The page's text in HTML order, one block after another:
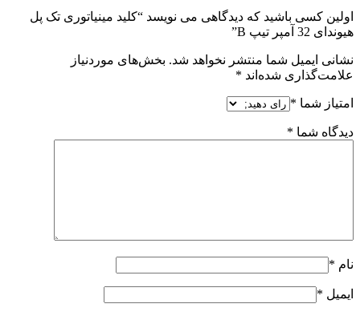
اولین کسی باشید که دیدگاهی می نویسد “کلید مینیاتوری تک پل
هیوندای 32 آمپر تیپ B”
نشانی ایمیل شما منتشر نخواهد شد. بخش‌های موردنیاز
علامت‌گذاری شده‌اند *
امتیاز شما *
دیدگاه شما *
نام *
ایمیل *